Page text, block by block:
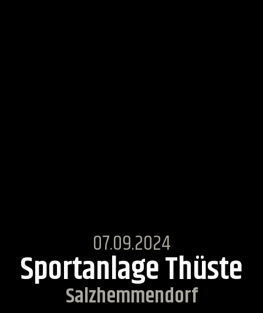
07.09.2024
Sportanlage Thüste
Salzhemmendorf